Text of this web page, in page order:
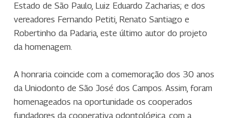
Estado de São Paulo, Luiz Eduardo Zacharias; e dos
vereadores Fernando Petiti, Renato Santiago e
Robertinho da Padaria, este último autor do projeto
da homenagem.
A honraria coincide com a comemoração dos 30 anos
da Uniodonto de São José dos Campos. Assim, foram
homenageados na oportunidade os cooperados
fundadores da cooperativa odontológica, com a